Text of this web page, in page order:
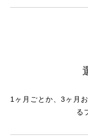
1ヶ月ごとか、3ヶ月
る